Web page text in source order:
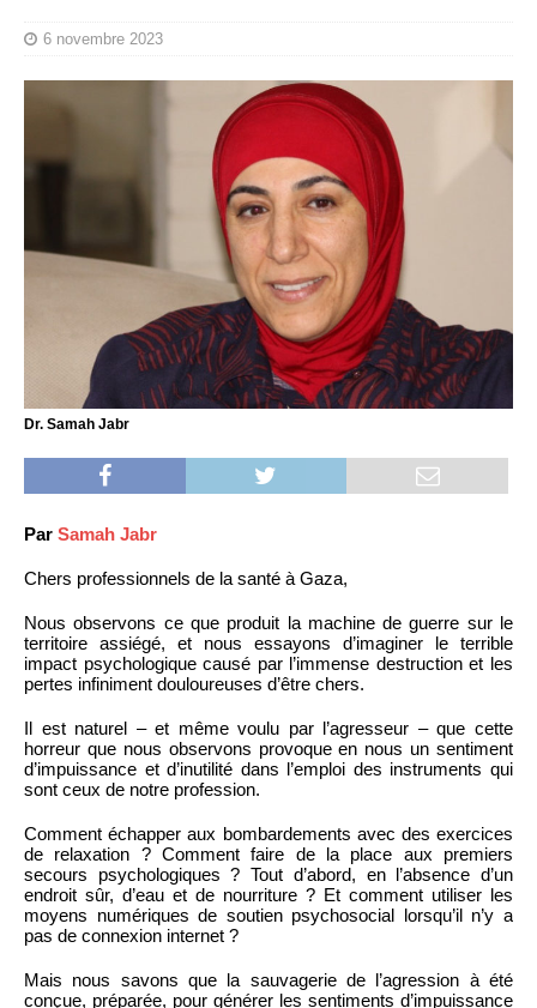
6 novembre 2023
Dr. Samah Jabr
Par Samah Jabr
Chers professionnels de la santé à Gaza,
Nous observons ce que produit la machine de guerre sur le
territoire assiégé, et nous essayons d’imaginer le terrible
impact psychologique causé par l’immense destruction et les
pertes infiniment douloureuses d’être chers.
Il est naturel – et même voulu par l’agresseur – que cette
horreur que nous observons provoque en nous un sentiment
d’impuissance et d’inutilité dans l’emploi des instruments qui
sont ceux de notre profession.
Comment échapper aux bombardements avec des exercices
de relaxation ? Comment faire de la place aux premiers
secours psychologiques ? Tout d’abord, en l’absence d’un
endroit sûr, d’eau et de nourriture ? Et comment utiliser les
moyens numériques de soutien psychosocial lorsqu’il n’y a
pas de connexion internet ?
Mais nous savons que la sauvagerie de l’agression à été
conçue, préparée, pour générer les sentiments d’impuissance